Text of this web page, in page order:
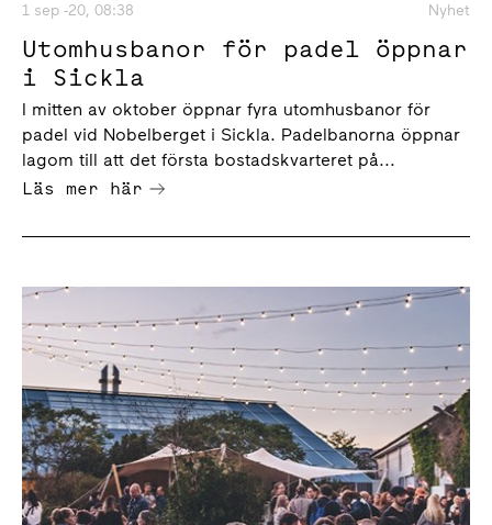
1 sep -20, 08:38 Nyhet
Utomhusbanor för padel öppnar
i Sickla
I mitten av oktober öppnar fyra utomhusbanor för
padel vid Nobelberget i Sickla. Padelbanorna öppnar
lagom till att det första bostadskvarteret på...
Läs mer här